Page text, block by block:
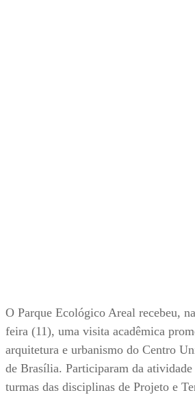
O Parque Ecológico Areal recebeu,
feira (11), uma visita acadêmica
arquitetura e urbanismo do Centro
de Brasília. Participaram da atividade
turmas das disciplinas de Projeto e